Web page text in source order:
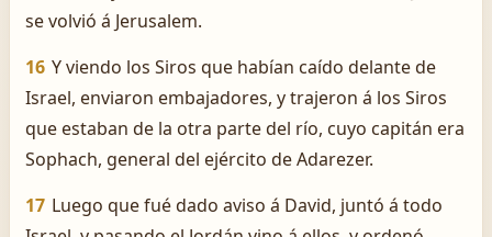
se volvió á Jerusalem.
16 Y viendo los Siros que habían caído delante de
Israel, enviaron embajadores, y trajeron á los Siros
que estaban de la otra parte del río, cuyo capitán era
Sophach, general del ejército de Adarezer.
17 Luego que fué dado aviso á David, juntó á todo